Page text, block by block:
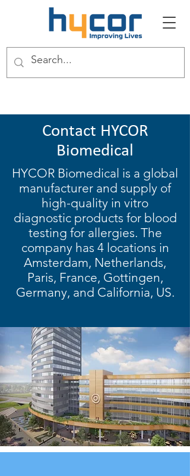
Contact HYCOR
Biomedical
HYCOR Biomedical is a global
manufacturer and supply of
high-quality in vitro
diagnostic products for blood
testing for allergies. The
company has 4 locations in
Amsterdam, Netherlands,
Paris, France, Gottingen,
Germany, and California, US.